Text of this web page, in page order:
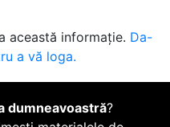
această informație. Da-
a vă loga.
dumneavoastră?